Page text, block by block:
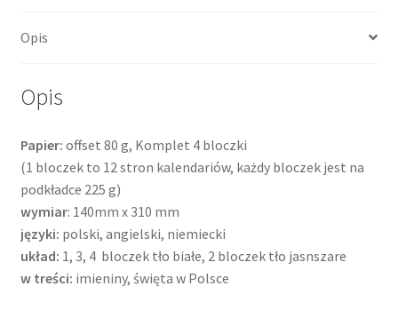
Opis
Opis
Papier: offset 80 g, Komplet 4 bloczki
(1 bloczek to 12 stron kalendariów, każdy bloczek jest na
podkładce 225 g)
wymiar: 140mm x 310 mm
języki: polski, angielski, niemiecki
układ: 1, 3, 4 bloczek tło białe, 2 bloczek tło jasnszare
w treści: imieniny, święta w Polsce